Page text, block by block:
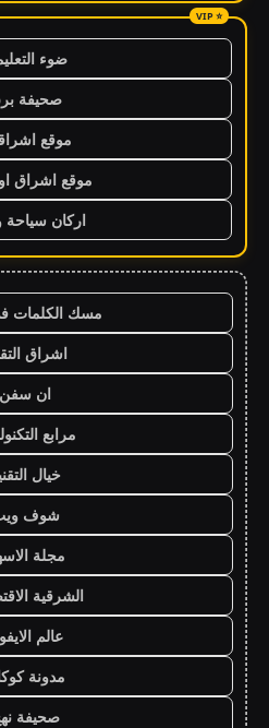
ضوء
صحيفة
موقع
موقع اشراق
اركان سياحة
مسك الكلمات
اشراق
ان سفن
مرابع
خيال
شوف
مجلة
الشرقية
عالم
مدونة
صحيفة